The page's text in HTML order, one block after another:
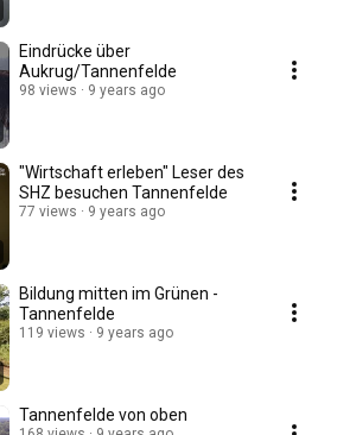
Eindrücke über
Aukrug/Tannenfelde
98 views 9 years ago
"Wirtschaft erleben" Leser des
SHZ besuchen Tannenfelde
77 views 9 years ago
Bildung mitten im Grünen -
Tannenfelde
119 views 9 years ago
Tannenfelde von oben